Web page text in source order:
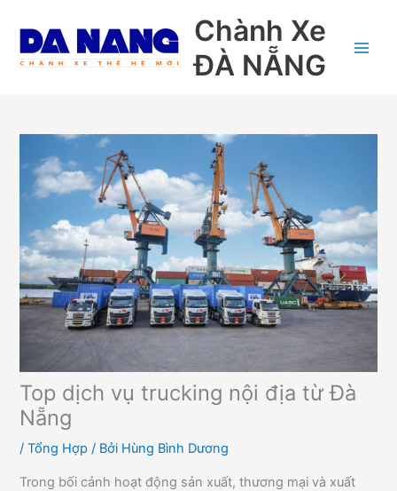
Chành Xe
ĐÀ NẴNG
Top dịch vụ trucking nội địa từ Đà
Nẵng
/Tổng Hợp / Bởi Hùng Bình Dương
Trong bối cảnh hoạt động sản xuất, thương mại và xuất